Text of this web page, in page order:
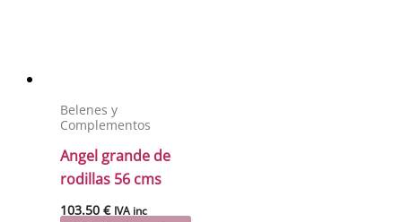
Belenes y
Complementos
Angel grande de
rodillas 56 cms
103.50€ IVA inc